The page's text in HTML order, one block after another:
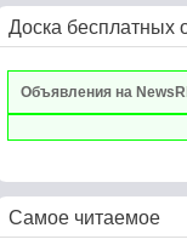
Доска бесплатных
Объявления на
Самое читаемое